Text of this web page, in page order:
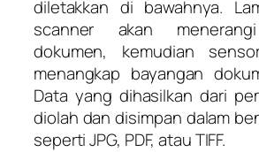
diletakkan di bawahnya.
scanner akan
dokumen, kemudian
menangkap bayangan
Data yang dihasilkan dari
diolah dan disimpan dalam
seperti JPG, PDF, atau TIFF.